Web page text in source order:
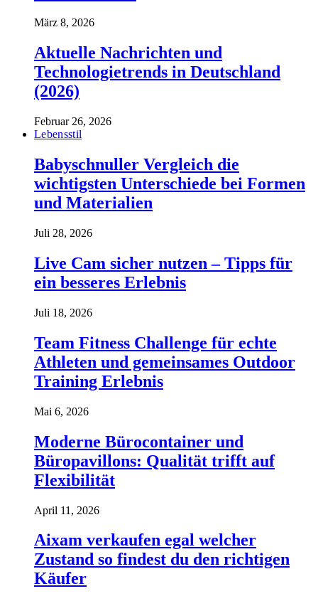
März 8, 2026
Aktuelle Nachrichten und
Technologietrends in Deutschland
(2026)
Februar 26, 2026
Lebensstil
Babyschnuller Vergleich die
wichtigsten Unterschiede bei Formen
und Materialien
Juli 28, 2026
Live Cam sicher nutzen – Tipps für
ein besseres Erlebnis
Juli 18, 2026
Team Fitness Challenge für echte
Athleten und gemeinsames Outdoor
Training Erlebnis
Mai 6, 2026
Moderne Bürocontainer und
Büropavillons: Qualität trifft auf
Flexibilität
April 11, 2026
Aixam verkaufen egal welcher
Zustand so findest du den richtigen
Käufer